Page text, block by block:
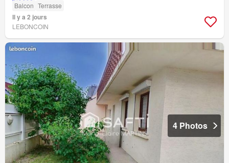
Balcon Terrasse
Il y a 2 jours
LEBONCOIN
4 Photos